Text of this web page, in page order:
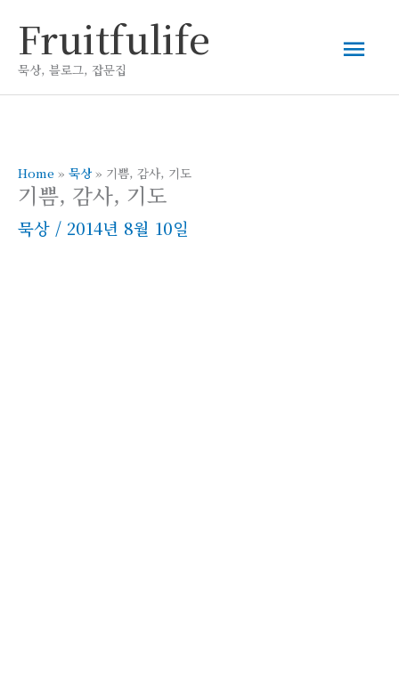
로
Fruitfulife
묵상, 블로그, 잡문집
메
인
Home » 묵상 » 기쁨, 감사, 기도
기쁨, 감사, 기도
묵상 / 2014년 8월 10일